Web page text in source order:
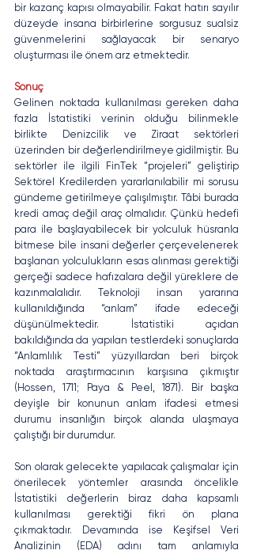
bir kazanç kapısı olmayabilir. Fakat hatırı sayılır
düzeyde insana birbirlerine sorgusuz sualsiz
güvenmelerini sağlayacak bir senaryo
oluşturması ile önem arz etmektedir.
Sonuç
Gelinen noktada kullanılması gereken daha
fazla İstatistiki verinin olduğu bilinmekle
birlikte Denizcilik ve Ziraat sektörleri
üzerinden bir değerlendirilmeye gidilmiştir. Bu
sektörler ile ilgili FinTek “projeleri” geliştirip
Sektörel Kredilerden yararlanılabilir mi sorusu
gündeme getirilmeye çalışılmıştır. Tâbi burada
kredi amaç değil araç olmalıdır. Çünkü hedefi
para ile başlayabilecek bir yolculuk hüsranla
bitmese bile insani değerler çerçevelenerek
başlanan yolculukların esas alınması gerektiği
gerçeği sadece hafızalara değil yüreklere de
kazınmalalıdır. Teknoloji insan yararına
kullanıldığında “anlam” ifade edeceği
düşünülmektedir. İstatistiki açıdan
bakıldığında da yapılan testlerdeki sonuçlarda
“Anlamlılık Testi” yüzyıllardan beri birçok
noktada araştırmacının karşısına çıkmıştır
(Hossen, 1711; Paya & Peel, 1871). Bir başka
deyişle bir konunun anlam ifadesi etmesi
durumu insanlığın birçok alanda ulaşmaya
çalıştığı bir durumdur.
Son olarak gelecekte yapılacak çalışmalar için
önerilecek yöntemler arasında öncelikle
İstatistiki değerlerin biraz daha kapsamlı
kullanılması gerektiği fikri ön plana
çıkmaktadır. Devamında ise Keşifsel Veri
Analizinin (EDA) adını tam anlamıyla